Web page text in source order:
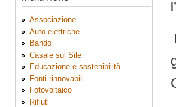
Associazione
Auto elettriche
Bando
Casale sul Sile
Educazione e sostenibilità
Fonti rinnovabili
Fotovoltaico
Rifiuti